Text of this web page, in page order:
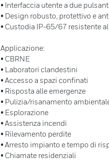
• Interfaccia utente a due
• Design robusto, protettivo e
• Custodia IP-65/67 resistente
Applicazione:
• CBRNE
• Laboratori clandestini
• Accesso a spazi confinati
• Risposta alle emergenze
• Pulizia/risanamento
• Esplorazione
• Assistenza incendi
• Rilevamento perdite
• Arresto impianto e tempo di
• Chiamate residenziali